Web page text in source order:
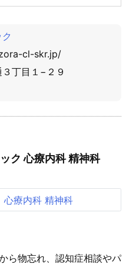
cl-skr.jp/
丁目１−２９
ク 心療内科 精神科
ら物忘れ、認知症相談やパ